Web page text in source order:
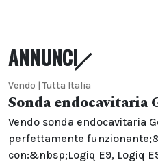
ANNUNCI
Vendo | Tutta Italia
Sonda endocavitaria
Vendo sonda endocavitaria
perfettamente
con:&nbsp;Logiq E9, Logiq